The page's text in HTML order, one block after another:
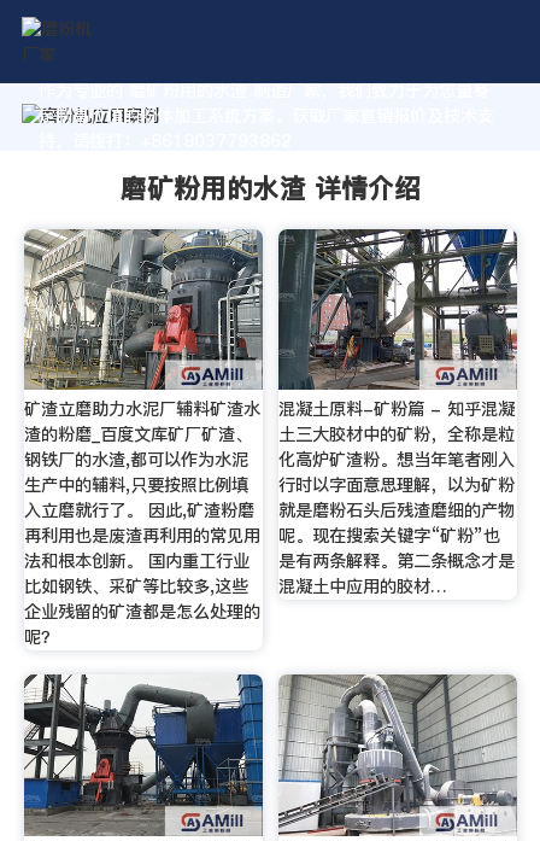
作为专业的 磨矿粉用的水渣 制造厂家，我们致力于为您量身
定制高价值的粉体加工系统方案。获取厂家直销报价及技术支
磨矿粉用的水渣 详情介绍
矿渣立磨助力水泥厂辅料矿渣水
渣的粉磨_百度文库矿厂矿渣、
钢铁厂的水渣,都可以作为水泥
生产中的辅料,只要按照比例填
入立磨就行了。 因此,矿渣粉磨
再利用也是废渣再利用的常见用
法和根本创新。 国内重工行业
比如钢铁、采矿等比较多,这些
企业残留的矿渣都是怎么处理的
呢？
混凝土原料-矿粉篇 - 知乎混凝
土三大胶材中的矿粉，全称是粒
化高炉矿渣粉。想当年笔者刚入
行时以字面意思理解，以为矿粉
就是磨粉石头后残渣磨细的产物
呢。现在搜索关键字“矿粉”也
是有两条解释。第二条概念才是
混凝土中应用的胶材…